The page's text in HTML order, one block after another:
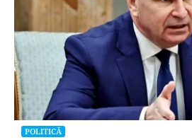
POLITICĂ